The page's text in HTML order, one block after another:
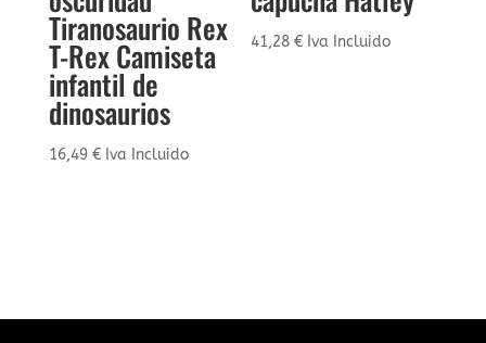
Tiranosaurio Rex
T-Rex Camiseta
infantil de
dinosaurios
16,49 € Iva Incluido
41,28€ Iva Incluido